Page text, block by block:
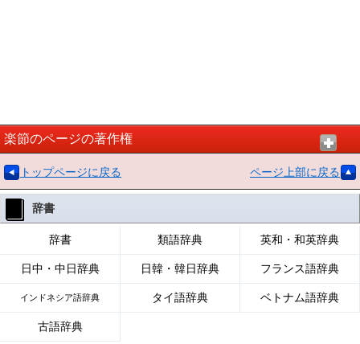
楽節のページの著作権
トップページに戻る ページ上部に戻る
辞書
辞書 類語辞典 英和・和英辞典
日中・中日辞典 日韓・韓日辞典 フランス語辞典
インドネシア語辞典 タイ語辞典 ベトナム語辞典
古語辞典